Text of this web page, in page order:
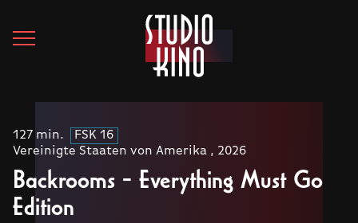
127 min.
FSK 16
Vereinigte Staaten von Amerika , 2026
Backrooms - Everything Must Go
Edition